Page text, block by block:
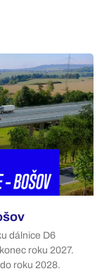
dálnice D6
roku 2027.
roku 2028.